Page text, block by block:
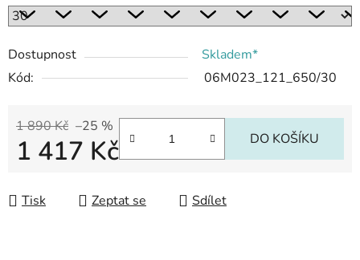
Dostupnost
Skladem*
Kód:
06M023_121_650/30
1 890 Kč –25 %
1 417 Kč DO KOŠÍKU
Tisk Zeptat se Sdílet